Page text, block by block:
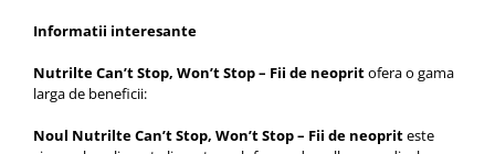
Informatii interesante
Nutrilte Can’t Stop, Won’t Stop – Fii de neopritofera o gama
larga de beneficii:
Noul Nutrilte Can’t Stop, Won’t Stop – Fii de neopriteste